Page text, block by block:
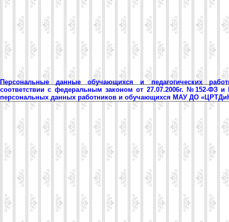
Персональные данные обучающихся и педагогических
соответствии с федеральным законом от 27.07.2006г. №152-ФЗ
персональных данных работников и обучающихся МАУ ДО